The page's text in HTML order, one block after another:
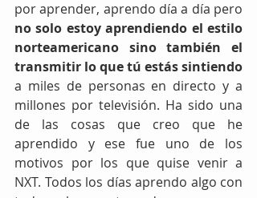
no solo estoy aprendiendo el estilo
norteamericano sino también el
transmitir lo que tú estás sintiendo
a miles de personas en directo y a
millones por televisión. Ha sido una
de las cosas que creo que he
aprendido y ese fue uno de los
motivos por los que quise venir a
NXT. Todos los días aprendo algo con